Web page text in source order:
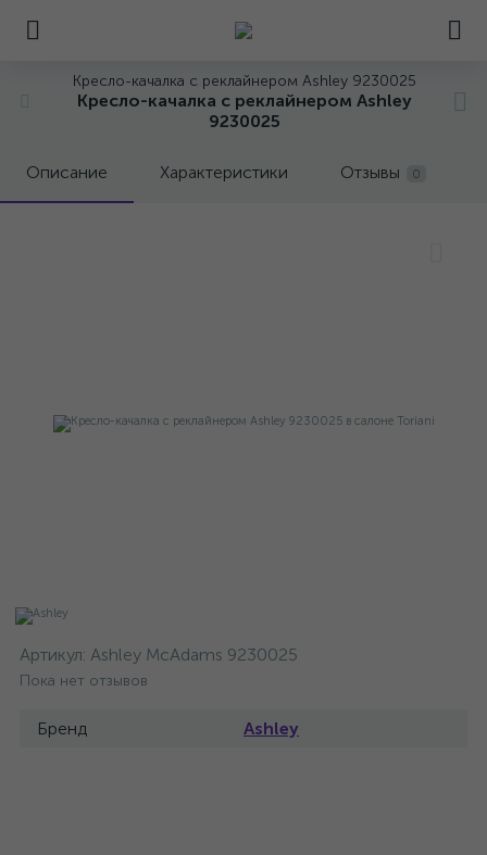
Кресло-качалка с реклайнером Ashley 9230025
Кресло-качалка с реклайнером Ashley
9230025
Описание Характеристики Отзывы 0
Артикул: Ashley McAdams 9230025
Пока нет отзывов
Бренд Ashley